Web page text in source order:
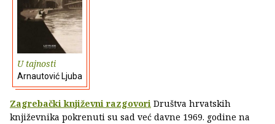
U tajnosti
Arnautović Ljuba
Zagrebački književni razgovori Društva hrvatskih
književnika pokrenuti su sad već davne 1969. godine na